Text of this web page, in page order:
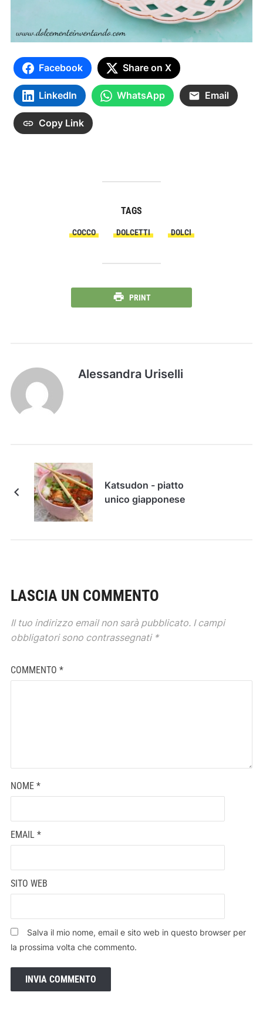
Facebook Share on X
LinkedIn WhatsApp Email
Copy Link
TAGS
COCCO DOLCETTI DOLCI
PRINT
Alessandra Uriselli
Katsudon - piatto
unico giapponese
LASCIA UN COMMENTO
Il tuo indirizzo email non sarà pubblicato. I campi
obbligatori sono contrassegnati *
COMMENTO *
NOME *
EMAIL *
SITO WEB
Salva il mio nome, email e sito web in questo browser per
la prossima volta che commento.